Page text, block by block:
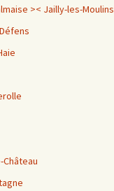
>< Jailly-les-Moulins
Château